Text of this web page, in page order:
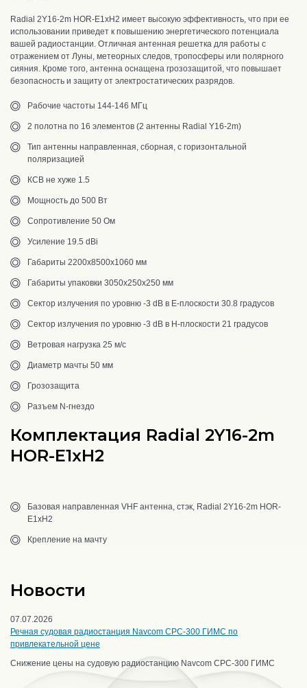
Radial 2Y16-2m HOR-E1xH2 имеет высокую эффективность, что при ее
использовании приведет к повышению энергетического потенциала
вашей радиостанции. Отличная антенная решетка для работы с
отражением от Луны, метеорных следов, тропосферы или полярного
сияния. Кроме того, антенна оснащена грозозащитой, что повышает
безопасность и защиту от электростатических разрядов.
Рабочие частоты 144-146 МГц
2 полотна по 16 элементов (2 антенны Radial Y16-2m)
Тип антенны направленная, сборная, с горизонтальной
поляризацией
КСВ не хуже 1.5
Мощность до 500 Вт
Сопротивление 50 Ом
Усиление 19.5 dBi
Габариты 2200x8500х1060 мм
Габариты упаковки 3050х250х250 мм
Сектор излучения по уровню -3 dB в Е-плоскости 30.8 градусов
Сектор излучения по уровню -3 dB в Н-плоскости 21 градусов
Ветровая нагрузка 25 м/с
Диаметр мачты 50 мм
Грозозащита
Разъем N-гнездо
Комплектация Radial 2Y16-2m
HOR-E1xH2
Базовая направленная VHF антенна, стэк, Radial 2Y16-2m HOR-
E1xH2
Крепление на мачту
Новости
07.07.2026
Речная судовая радиостанция Navcom CPC-300 ГИМС по
привлекательной цене
Снижение цены на судовую радиостанцию Navcom CPC-300 ГИМС